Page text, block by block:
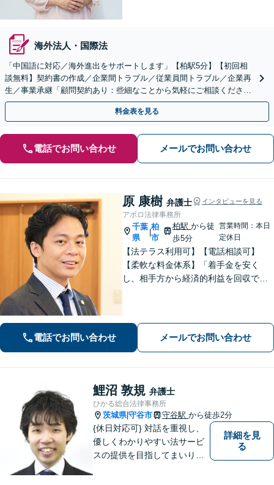
海外法人・国際法
「中国語に対応／海外進出をサポートします」【柏駅5分】【初回相
談無料】契約書の作成／企業間トラブル／従業員間トラブル／企業再
生／事業承継「顧問契約あり：些細なことから気軽にご相談くださ
い」【休日・夜間面談可】【完全個室対応・秘密厳守】
料金表を見る
電話でお問い合わせ メールでお問い合わせ
原 康樹 弁護士 インタビューを見る
アポロ法律事務所
千葉
県
|
柏
市
柏駅から徒
歩5分
営業時間：本日
定休日
【法テラス利用可】【電話相談可】
【柔軟な料金体系】「着手金を安く
し、相手方から経済的利益を回収でき
通事故 など【柏駅5分】
電話でお問い合わせ メールでお問い合わせ
鯉沼 敦規 弁護士
ひかる総合法律事務所
茨城県|守谷市 守谷駅 から徒歩2分
{休日対応可} 対話を重視し、
優しくわかりやすい法サービ
スの提供を目指してまいりま
詳細を見
る